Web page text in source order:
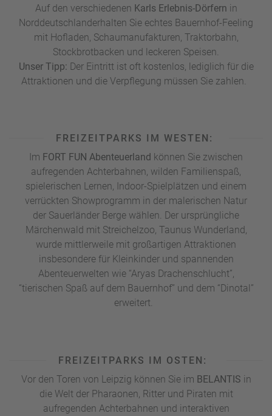
Auf den verschiedenen Karls Erlebnis-Dörfern in
Norddeutschlanderhalten Sie echtes Bauernhof-Feeling
mit Hofladen, Schaumanufakturen, Traktorbahn,
Stockbrotbacken und leckeren Speisen.
Unser Tipp: Der Eintritt ist oft kostenlos, lediglich für die
Attraktionen und die Verpflegung müssen Sie zahlen.
FREIZEITPARKS IM WESTEN:
Im FORT FUN Abenteuerland können Sie zwischen
aufregenden Achterbahnen, wilden Familienspaß,
spielerischen Lernen, Indoor-Spielplätzen und einem
verrückten Showprogramm in der malerischen Natur
der Sauerländer Berge wählen. Der ursprüngliche
Märchenwald mit Streichelzoo, Taunus Wunderland,
wurde mittlerweile mit großartigen Attraktionen
insbesondere für Kleinkinder und spannenden
Abenteuerwelten wie “Aryas Drachenschlucht”,
“tierischen Spaß auf dem Bauernhof” und dem “Dinotal”
erweitert.
FREIZEITPARKS IM OSTEN:
Vor den Toren von Leipzig können Sie im BELANTIS in
die Welt der Pharaonen, Ritter und Piraten mit
aufregenden Achterbahnen und interaktiven